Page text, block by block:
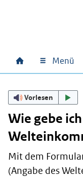
Hauptnavigation
Home Menü
Vorlesen
Wie gebe
Mit dem
(Angabe des